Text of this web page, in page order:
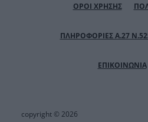
ΟΡΟΙ ΧΡΗΣΗΣ
ΠΛΗΡΟΦΟΡΙΕΣ Α.27
ΕΠΙΚΟΙΝΩΝΙΑ
copyright © 2026